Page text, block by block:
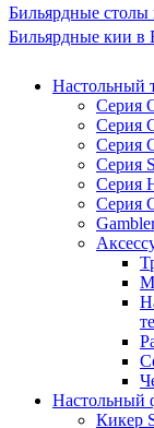
Бильярдные столы
Бильярдные кии в
Настольный
Серия
Серия
Серия
Серия
Серия
Серия
Настольный
Кикер